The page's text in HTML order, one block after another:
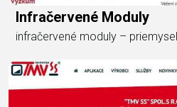
Infračervené Moduly
infračervené moduly –